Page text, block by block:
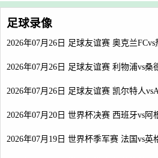
足球录像
2026年07月26日 足球友谊赛 奥克兰
2026年07月26日 足球友谊赛 利物浦vs桑
2026年07月26日 足球友谊赛 凯尔特人
2026年07月20日 世界杯决赛 西班牙vs阿
2026年07月19日 世界杯季军赛 法国vs英